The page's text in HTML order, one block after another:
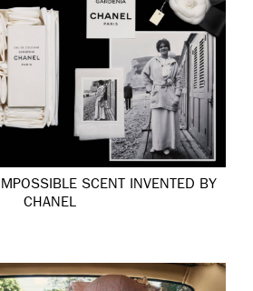
SCENT INVENTED BY
CHANEL